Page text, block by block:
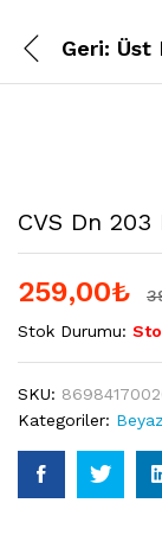
Geri: Üst
CVS Dn
259,00₺
Stok Durumu:
SKU:
Kategoriler: